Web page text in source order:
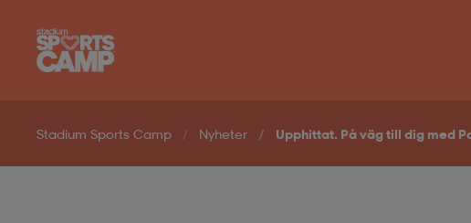
Stadium Sports Camp Nyheter Upphittat. På väg till dig med